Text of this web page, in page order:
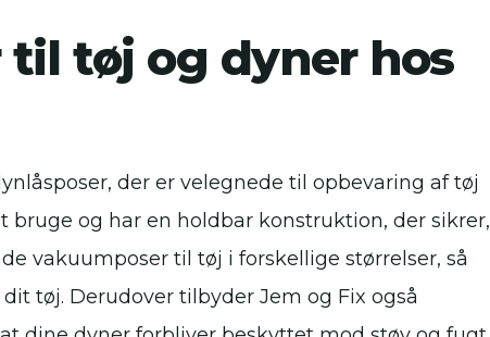
tøj og dyner hos
der er velegnede til opbevaring af tøj
bruge og har en holdbar konstruktion, der sikrer,
vakuumposer til tøj i forskellige størrelser, så
tøj. Derudover tilbyder Jem og Fix også